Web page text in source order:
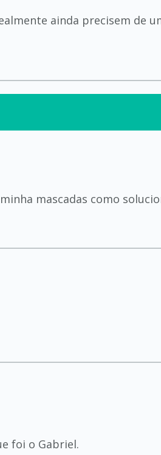
ainda precisem de
mascadas como
foi o Gabriel.